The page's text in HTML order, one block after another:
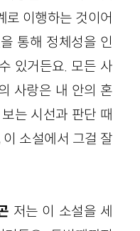
로 이행하는 것이어
통해 정체성을 인
있거든요. 모든 사
사랑은 내 안의 혼
는 시선과 판단 때
소설에서 그걸 잘
저는 이 소설을 세